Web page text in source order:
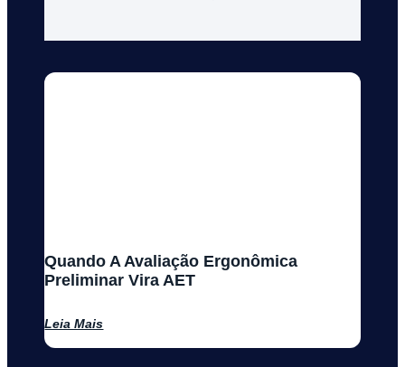
Quando A Avaliação Ergonômica
Preliminar Vira AET
Leia Mais